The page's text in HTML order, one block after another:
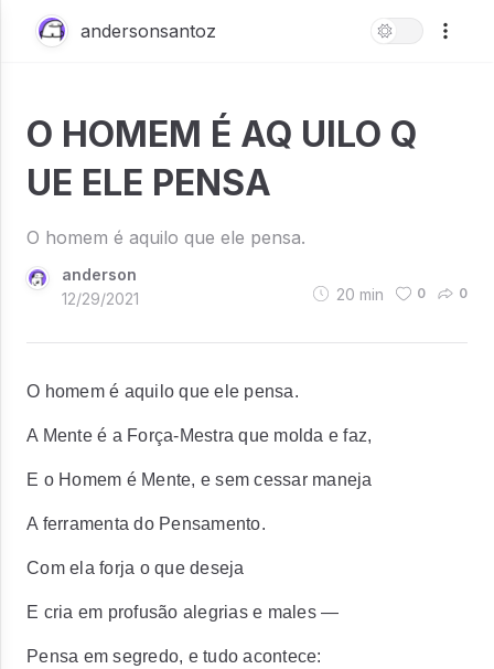
andersonsantoz
O HOMEM É AQ UILO Q
UE ELE PENSA
O homem é aquilo que ele pensa.
anderson
12/29/2021
20 min 0 0
O homem é aquilo que ele pensa.
A Mente é a Força-Mestra que molda e faz,
E o Homem é Mente, e sem cessar maneja
A ferramenta do Pensamento.
Com ela forja o que deseja
E cria em profusão alegrias e males —
Pensa em segredo, e tudo acontece: